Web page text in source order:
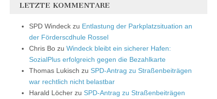
LETZTE KOMMENTARE
SPD Windeck zu Entlastung der Parkplatzsituation an
der Förderscdhule Rossel
Chris Bo zu Windeck bleibt ein sicherer Hafen:
SozialPlus erfolgreich gegen die Bezahlkarte
Thomas Lukisch zu SPD-Antrag zu Straßenbeiträgen
war rechtlich nicht belastbar
Harald Löcher zu SPD-Antrag zu Straßenbeiträgen